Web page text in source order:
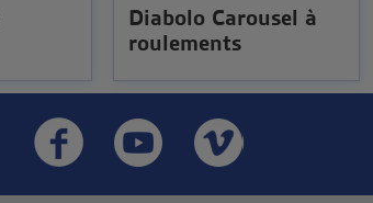
Diabolo Carousel à
roulements